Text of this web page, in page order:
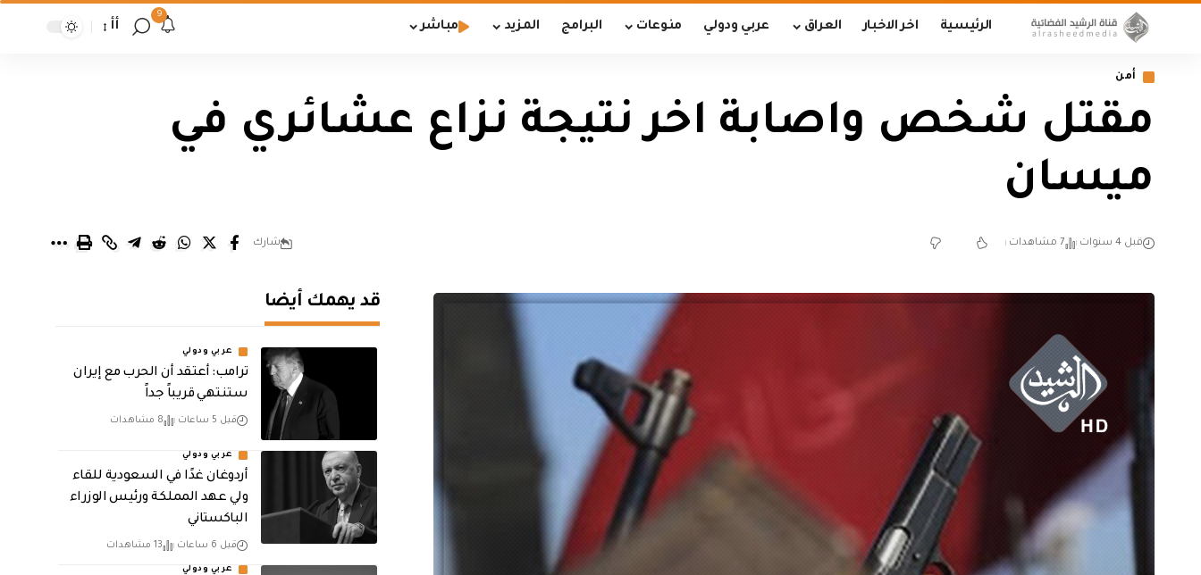
الرئيسية اخر الاخبار العراق عربي ودولي منوعات البرامج المزيد مباشر
9
أأ
أمن
مقتل شخص واصابة اخر نتيجة نزاع عشائري في
ميسان
قبل 4 سنوات 7 مشاهدات شارك
قد يهمك أيضا
عربي ودولي
‏ترامب: أعتقد أن الحرب مع إيران
ستنتهي قريباً جداً
قبل 5 ساعات 8 مشاهدات
عربي ودولي
أردوغان غدًا في السعودية للقاء
ولي عهد المملكة ورئيس الوزراء
الباكستاني
قبل 6 ساعات 13 مشاهدات
عربي ودولي